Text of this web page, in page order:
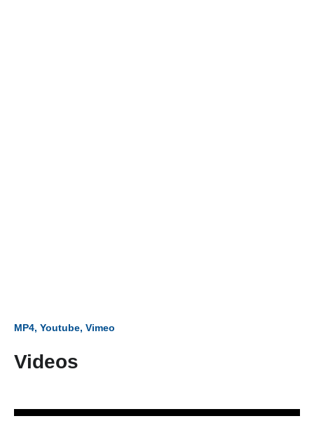
MP4, Youtube, Vimeo
Videos